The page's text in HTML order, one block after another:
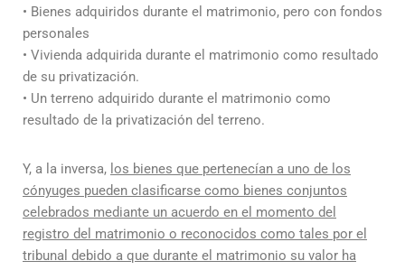
• Bienes adquiridos durante el matrimonio, pero con fondos
personales
• Vivienda adquirida durante el matrimonio como resultado
de su privatización.
• Un terreno adquirido durante el matrimonio como
resultado de la privatización del terreno.
Y, a la inversa, los bienes que pertenecían a uno de los
cónyuges pueden clasificarse como bienes conjuntos
celebrados mediante un acuerdo en el momento del
registro del matrimonio o reconocidos como tales por el
tribunal debido a que durante el matrimonio su valor ha